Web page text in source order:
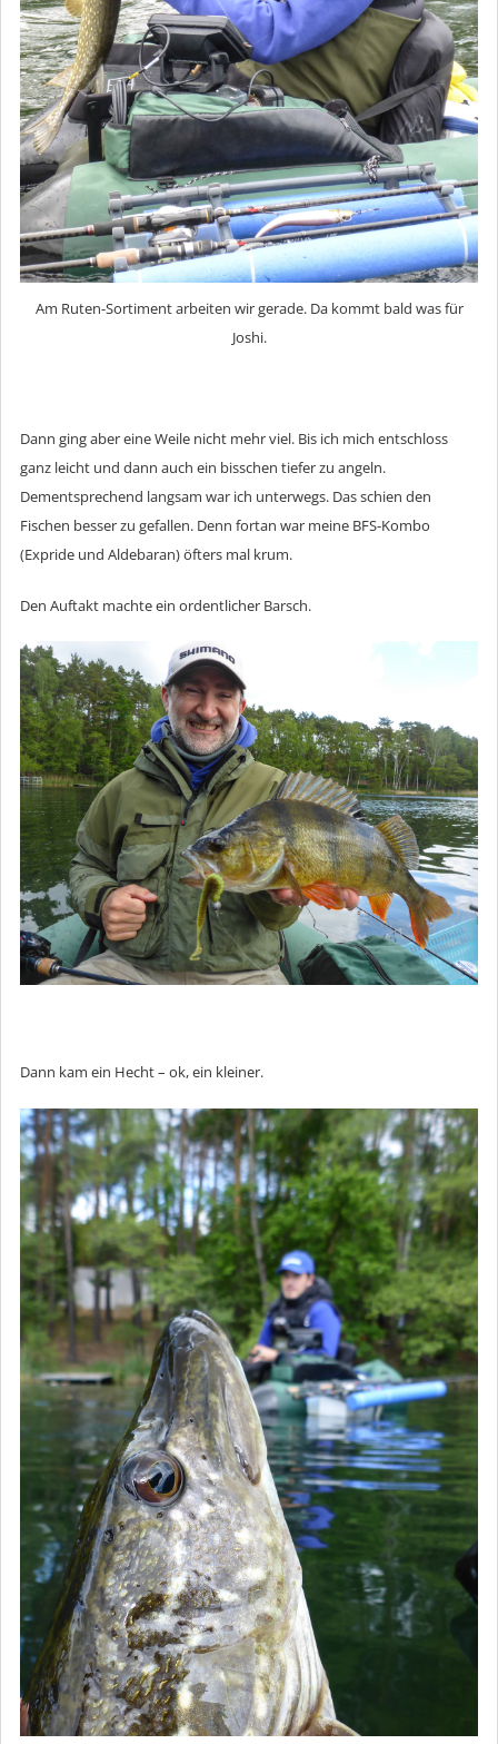
Am Ruten-Sortiment arbeiten wir gerade. Da kommt bald was für
Joshi.
Dann ging aber eine Weile nicht mehr viel. Bis ich mich entschloss
ganz leicht und dann auch ein bisschen tiefer zu angeln.
Dementsprechend langsam war ich unterwegs. Das schien den
Fischen besser zu gefallen. Denn fortan war meine BFS-Kombo
(Expride und Aldebaran) öfters mal krum.
Den Auftakt machte ein ordentlicher Barsch.
Dann kam ein Hecht – ok, ein kleiner.